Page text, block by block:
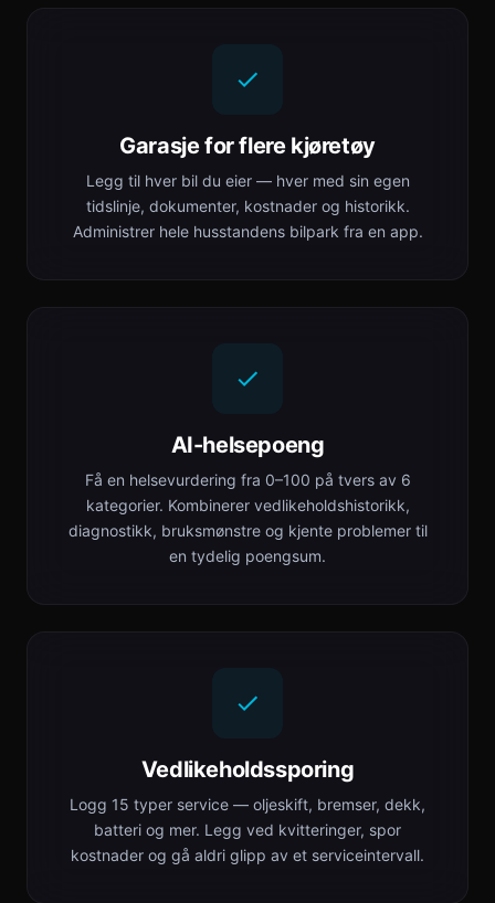
Garasje for flere kjøretøy
Legg til hver bil du eier — hver med sin egen
tidslinje, dokumenter, kostnader og historikk.
Administrer hele husstandens bilpark fra en app.
AI-helsepoeng
Få en helsevurdering fra 0–100 på tvers av 6
kategorier. Kombinerer vedlikeholdshistorikk,
diagnostikk, bruksmønstre og kjente problemer til
en tydelig poengsum.
Vedlikeholdssporing
Logg 15 typer service — oljeskift, bremser, dekk,
batteri og mer. Legg ved kvitteringer, spor
kostnader og gå aldri glipp av et serviceintervall.